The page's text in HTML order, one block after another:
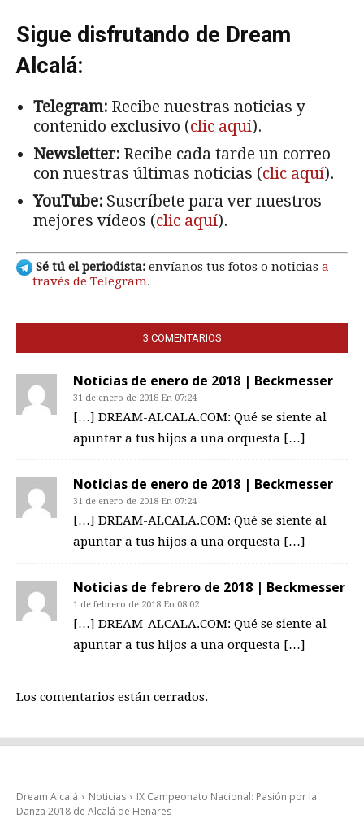
Sigue disfrutando de Dream
Alcalá:
Telegram: Recibe nuestras noticias y
contenido exclusivo (clic aquí).
Newsletter: Recibe cada tarde un correo
con nuestras últimas noticias (clic aquí).
YouTube: Suscríbete para ver nuestros
mejores vídeos (clic aquí).
Sé tú el periodista: envíanos tus fotos o noticias a
través de Telegram.
3 COMENTARIOS
Noticias de enero de 2018 | Beckmesser
31 de enero de 2018 En 07:24
[…] DREAM-ALCALA.COM: Qué se siente al
apuntar a tus hijos a una orquesta […]
Noticias de enero de 2018 | Beckmesser
31 de enero de 2018 En 07:24
[…] DREAM-ALCALA.COM: Qué se siente al
apuntar a tus hijos a una orquesta […]
Noticias de febrero de 2018 | Beckmesser
1 de febrero de 2018 En 08:02
[…] DREAM-ALCALA.COM: Qué se siente al
apuntar a tus hijos a una orquesta […]
Los comentarios están cerrados.